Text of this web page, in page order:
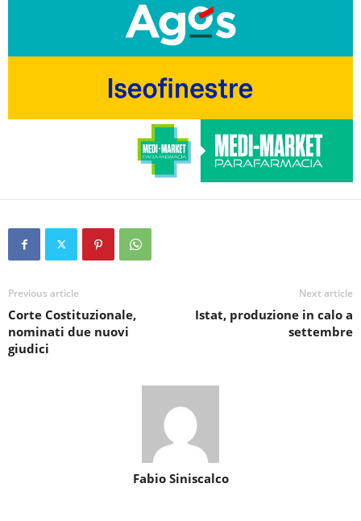
Previous article
Corte Costituzionale,
nominati due nuovi
giudici
Next article
Istat, produzione in calo a
settembre
Fabio Siniscalco